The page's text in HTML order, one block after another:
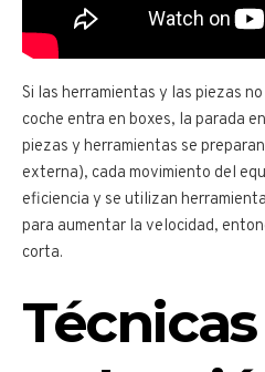
Si las herramientas y las piezas
coche entra en boxes, la parada
piezas y herramientas se
externa), cada movimiento del
eficiencia y se utilizan
para aumentar la velocidad,
corta.